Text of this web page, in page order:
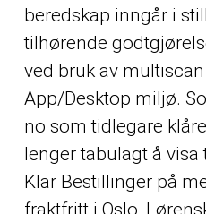
beredskap inngår i
tilhørende
ved bruk av
App/Desktop miljø.
no som tidlegare
lenger tabulagt å visa
Klar Bestillinger på